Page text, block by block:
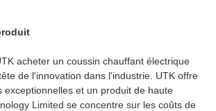
acheter un coussin chauffant électrique
de l'innovation dans l'industrie. UTK offre
exceptionnelles et un produit de haute
Limited se concentre sur les coûts de